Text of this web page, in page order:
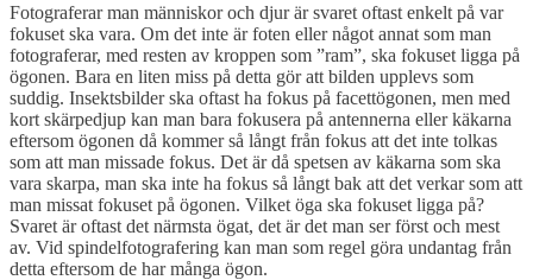
Fotograferar man människor och djur är svaret oftast enkelt på var
fokuset ska vara. Om det inte är foten eller något annat som man
fotograferar, med resten av kroppen som ”ram”, ska fokuset ligga på
ögonen. Bara en liten miss på detta gör att bilden upplevs som
suddig. Insektsbilder ska oftast ha fokus på facettögonen, men med
kort skärpedjup kan man bara fokusera på antennerna eller käkarna
eftersom ögonen då kommer så långt från fokus att det inte tolkas
som att man missade fokus. Det är då spetsen av käkarna som ska
vara skarpa, man ska inte ha fokus så långt bak att det verkar som att
man missat fokuset på ögonen. Vilket öga ska fokuset ligga på?
Svaret är oftast det närmsta ögat, det är det man ser först och mest
av. Vid spindelfotografering kan man som regel göra undantag från
detta eftersom de har många ögon.